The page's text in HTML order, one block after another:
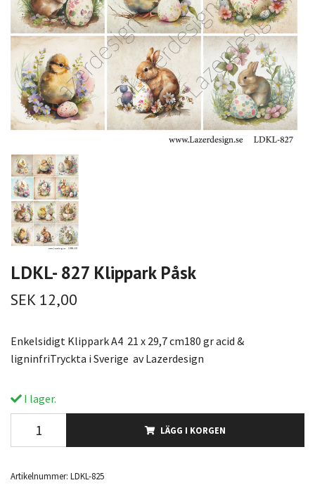
LDKL- 827 Klippark Påsk
SEK 12,00
Enkelsidigt Klippark A4 21 x 29,7 cm180 gr acid &
ligninfriTryckta i Sverige av Lazerdesign
I lager.
LÄGG I KORGEN
Artikelnummer: LDKL-825